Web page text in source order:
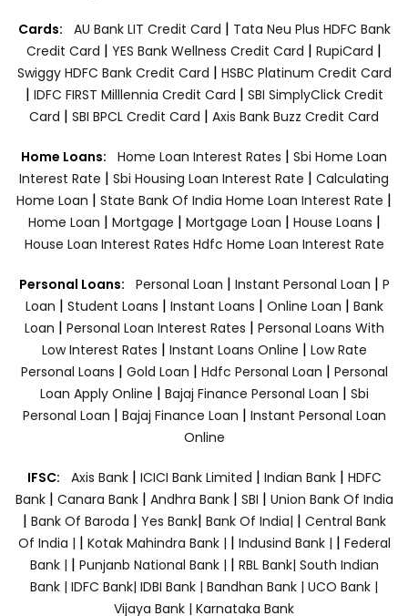
Cards: AU Bank LIT Credit Card | Tata Neu Plus HDFC Bank
Credit Card | YES Bank Wellness Credit Card | RupiCard |
Swiggy HDFC Bank Credit Card | HSBC Platinum Credit Card
| IDFC FIRST Milllennia Credit Card | SBI SimplyClick Credit
Card | SBI BPCL Credit Card | Axis Bank Buzz Credit Card
Home Loans: Home Loan Interest Rates | Sbi Home Loan
Interest Rate | Sbi Housing Loan Interest Rate | Calculating
Home Loan | State Bank Of India Home Loan Interest Rate |
Home Loan | Mortgage | Mortgage Loan | House Loans |
House Loan Interest Rates Hdfc Home Loan Interest Rate
Personal Loans: Personal Loan | Instant Personal Loan | P
Loan | Student Loans | Instant Loans | Online Loan | Bank
Loan | Personal Loan Interest Rates | Personal Loans With
Low Interest Rates | Instant Loans Online | Low Rate
Personal Loans | Gold Loan | Hdfc Personal Loan | Personal
Loan Apply Online | Bajaj Finance Personal Loan | Sbi
Personal Loan | Bajaj Finance Loan | Instant Personal Loan
Online
IFSC: Axis Bank | ICICI Bank Limited | Indian Bank | HDFC
Bank| Canara Bank | Andhra Bank| SBI | Union Bank Of India
| Bank Of Baroda | Yes Bank| Bank Of India| | Central Bank
Of India | | Kotak Mahindra Bank | | Indusind Bank | | Federal
Bank | | Punjanb National Bank | | RBL Bank| South Indian
Bank | IDFC Bank| IDBI Bank | Bandhan Bank | UCO Bank |
Vijaya Bank | Karnataka Bank